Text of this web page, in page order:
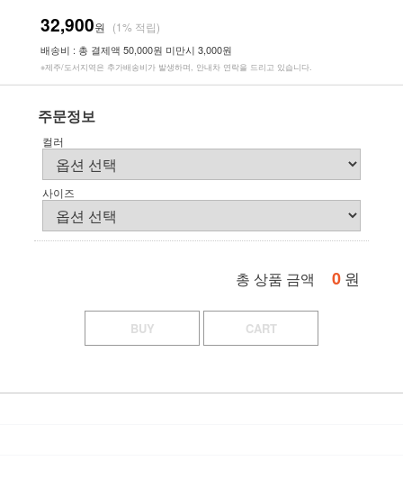
32,900원 (1% 적립)
배송비 : 총 결제액 50,000원 미만시 3,000원
※제주/도서지역은 추가배송비가 발생하며, 안내차 연락을 드리고 있습니다.
주문정보
컬러
사이즈
총 상품 금액 0 원
BUY CART